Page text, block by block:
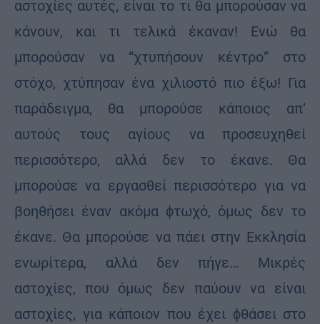
αστοχίες αυτές, είναι το τι θα μπορούσαν να
κάνουν, και τι τελικά έκαναν! Ενώ θα
μπορούσαν να “χτυπήσουν κέντρο” στο
στόχο, χτύπησαν ένα χιλιοστό πιο έξω! Για
παράδειγμα, θα μπορούσε κάποιος απ’
αυτούς τους αγίους να προσευχηθεί
περισσότερο, αλλά δεν το έκανε. Θα
μπορούσε να εργασθεί περισσότερο για να
βοηθήσει έναν ακόμα ϕτωχό, όμως δεν το
έκανε. Θα μπορούσε να πάει στην Εκκλησία
ενωρίτερα, αλλά δεν πήγε… Μικρές
αστοχίες, που όμως δεν παύουν να είναι
αστοχίες, για κάποιον που έχει ϕθάσει στο